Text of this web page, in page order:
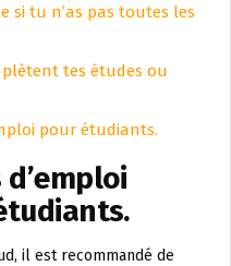
si tu n’as pas toutes les
tes études ou
pour étudiants.
il est recommandé de